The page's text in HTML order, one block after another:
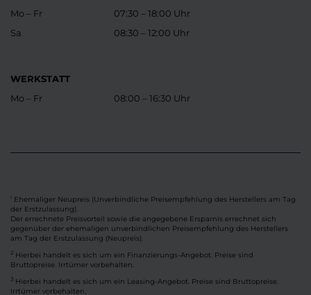
Mo – Fr
Sa
07:30 – 18:00 Uhr
08:30 – 12:00 Uhr
WERKSTATT
Mo – Fr
08:00 – 16:30 Uhr
Ehemaliger Neupreis (Unverbindliche Preisempfehlung des Herstellers am Tag
der Erstzulassung).
Der errechnete Preisvorteil sowie die angegebene Ersparnis errechnet sich
gegenüber der ehemaligen unverbindlichen Preisempfehlung des Herstellers
am Tag der Erstzulassung (Neupreis).
2 Hierbei handelt es sich um ein Finanzierungs-Angebot. Preise sind
Bruttopreise. Irrtümer vorbehalten.
3 Hierbei handelt es sich um ein Leasing-Angebot. Preise sind Bruttopreise.
Irrtümer vorbehalten.